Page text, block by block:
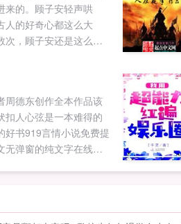
来的。顾子安轻声哄
人的好奇心都这么大
次，顾子安还是这么念
周德东创作全本作品该
扣人心弦是一本难得的
好书919言情小说免费提
无弹窗的纯文字在线阅